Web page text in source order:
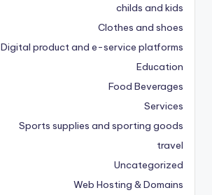
childs and kids
Clothes and shoes
Digital product and e-service platforms
Education
Food Beverages
Services
Sports supplies and sporting goods
travel
Uncategorized
Web Hosting & Domains